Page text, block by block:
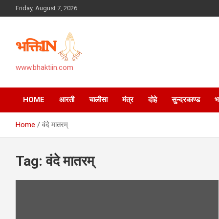
to
Friday, August 7, 2026
www.bhaktiin.com
HOME आरती चालीसा मंत्र दोहे सुन्दरकाण्ड
Home वंदे मातरम्
Tag:वंदे मातरम्